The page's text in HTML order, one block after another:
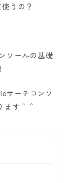
うの？
ソールの基礎
サーチコンソ
す＾＾